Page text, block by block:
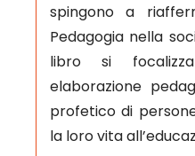
spingono a
Pedagogia nella
libro si
elaborazione
profetico di
la loro vita